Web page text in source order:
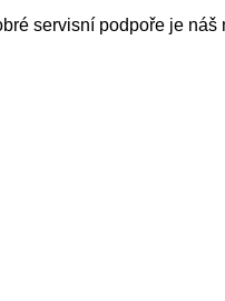
servisní podpoře je